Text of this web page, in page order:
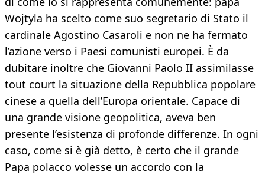
Wojtyla ha scelto come suo segretario di Stato il
cardinale Agostino Casaroli e non ne ha fermato
l’azione verso i Paesi comunisti europei. È da
dubitare inoltre che Giovanni Paolo II assimilasse
tout court la situazione della Repubblica popolare
cinese a quella dell’Europa orientale. Capace di
una grande visione geopolitica, aveva ben
presente l’esistenza di profonde differenze. In ogni
caso, come si è già detto, è certo che il grande
Papa polacco volesse un accordo con la